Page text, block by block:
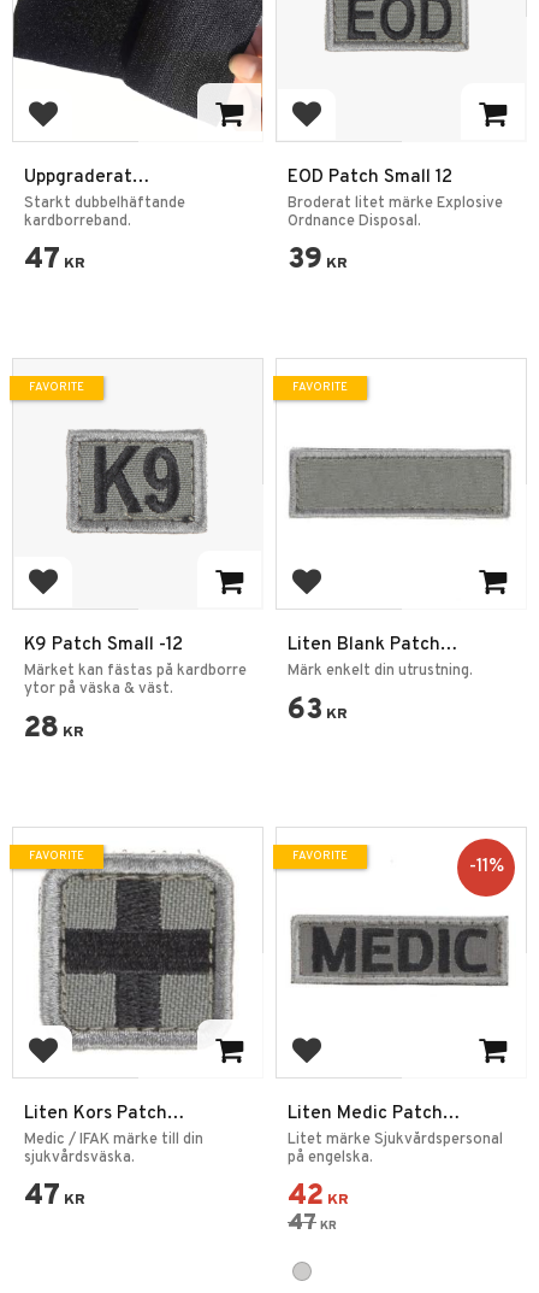
Add to favorites
Uppgraderat
Kardborreband –
Dubbelhäftande Tejp
Starkt dubbelhäftande
kardborreband.
47 KR
Add to favorites
EOD Patch Small 12
Broderat litet märke Explosive
Ordnance Disposal.
39 KR
Add to favorites
K9 Patch Small -12
Märket kan fästas på kardborre
ytor på väska & väst.
28 KR
FAVORITE
Add to favorites
Liten Blank Patch
Kardborre -13 Grå
Märk enkelt din utrustning.
63 KR
FAVORITE
Add to favorites
Liten Kors Patch
Kardborre -12 Grå
Medic / IFAK märke till din
sjukvårdsväska.
47 KR
FAVORITE
Add to favorites
Liten Medic Patch
Kardborre -16
Litet märke Sjukvårdspersonal
på engelska.
42 KR
47 KR
11%
FAVORITE